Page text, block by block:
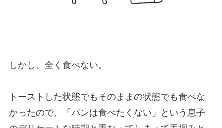
しかし、全く食べない。
トーストした状態でもそのままの状態でも食べな
かったので、「パンは食べたくない」という息子